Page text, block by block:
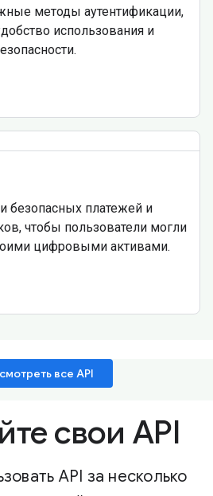
методы аутентификации,
использования и
безопасных платежей и
чтобы пользователи могли
цифровыми активами.
все API
свои API
API за несколько